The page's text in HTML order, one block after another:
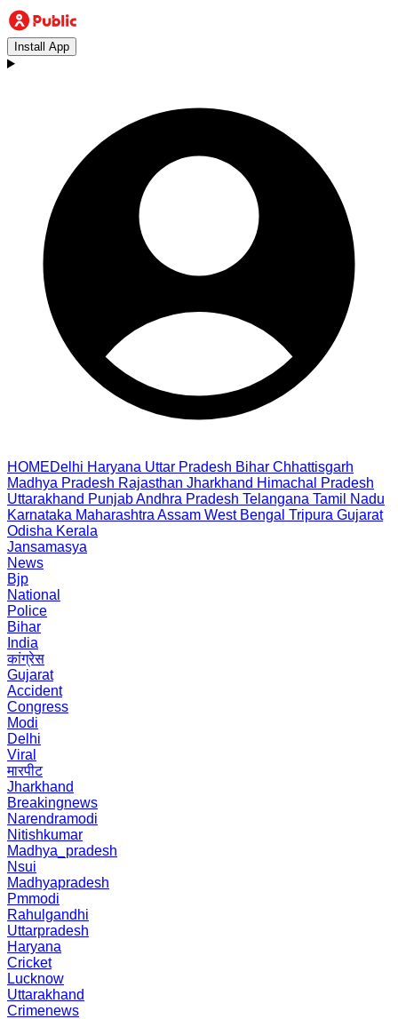
Install App
HOMEDelhi Haryana Uttar Pradesh Bihar Chhattisgarh
Madhya Pradesh Rajasthan Jharkhand Himachal Pradesh
Uttarakhand PunjabAndhra Pradesh Telangana Tamil Nadu
Karnataka Maharashtra Assam West Bengal Tripura Gujarat
Odisha Kerala
Jansamasya
News
Bjp
National
Police
Bihar
India
कांग्रेस
Gujarat
Accident
Congress
Modi
Delhi
Viral
मारपीट
Jharkhand
Breakingnews
Narendramodi
Nitishkumar
Madhya_pradesh
Nsui
Madhyapradesh
Pmmodi
Rahulgandhi
Uttarpradesh
Haryana
Cricket
Lucknow
Uttarakhand
Crimenews